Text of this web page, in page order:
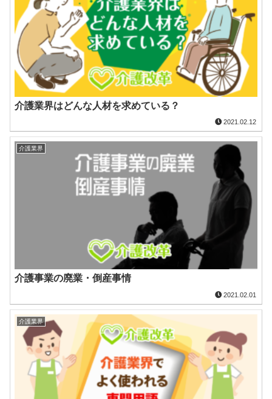
介護業界はどんな人材を求めている？
2021.02.12
介護業界
介護事業の廃業・倒産事情
2021.02.01
介護業界